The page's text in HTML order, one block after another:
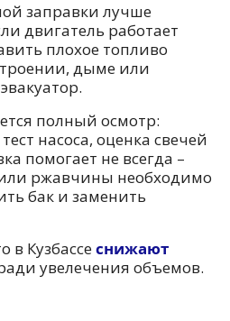
заправки лучше
двигатель работает
плохое топливо
дыме или
полный осмотр:
насоса, оценка свечей
помогает не всегда –
ржавчины необходимо
бак и заменить
в Кузбассеснижают
увелечения объемов.